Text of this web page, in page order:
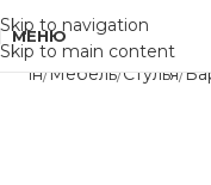
Skip to navigation
Skip to main content
МЕНЮ
Мебель Стулья